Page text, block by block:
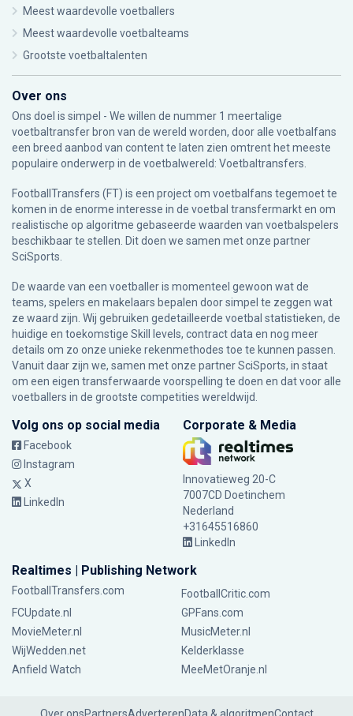
Meest waardevolle voetballers
Meest waardevolle voetbalteams
Grootste voetbaltalenten
Over ons
Ons doel is simpel - We willen de nummer 1 meertalige
voetbaltransfer bron van de wereld worden, door alle voetbalfans
een breed aanbod van content te laten zien omtrent het meeste
populaire onderwerp in de voetbalwereld: Voetbaltransfers.
FootballTransfers (FT) is een project om voetbalfans tegemoet te
komen in de enorme interesse in de voetbal transfermarkt en om
realistische op algoritme gebaseerde waarden van voetbalspelers
beschikbaar te stellen. Dit doen we samen met onze partner
SciSports
De waarde van een voetballer is momenteel gewoon wat de
teams, spelers en makelaars bepalen door simpel te zeggen wat
ze waard zijn. Wij gebruiken gedetailleerde voetbal statistieken, de
huidige en toekomstige Skill levels, contract data en nog meer
details om zo onze unieke rekenmethodes toe te kunnen passen.
Vanuit daar zijn we, samen met onze partner SciSports, in staat
om een eigen transferwaarde voorspelling te doen en dat voor alle
voetballers in de grootste competities wereldwijd.
Volg ons op social media
Facebook
Instagram
X
LinkedIn
Corporate & Media
Innovatieweg 20-C
7007CD Doetinchem
Nederland
+31645516860
LinkedIn
Realtimes | Publishing Network
FootballTransfers.com
FootballCritic.com
FCUpdate.nl
GPFans.com
MovieMeter.nl
MusicMeter.nl
WijWedden.net
Kelderklasse
Anfield Watch
MeeMetOranje.nl